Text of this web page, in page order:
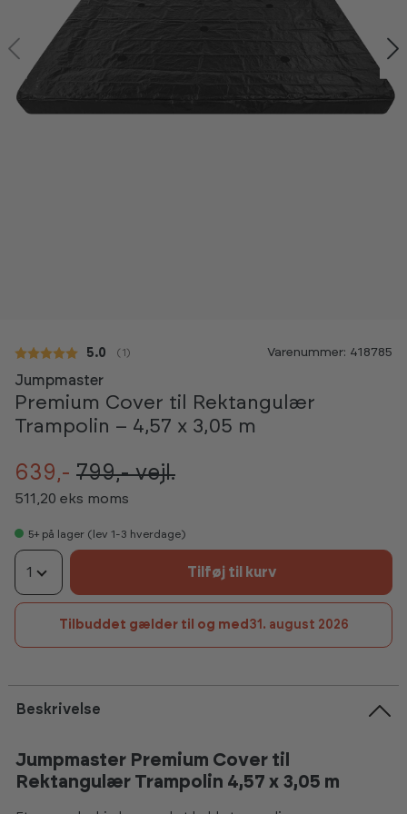
Gennemsnitlig vurdering:
5.0 ( stemmer:
1 ) Varenummer: 418785
Jumpmaster
Premium Cover til Rektangulær
Trampolin – 4,57 x 3,05 m
639,- 799,-vejl.
511,20 eks moms
5+ på lager (lev 1-3 hverdage)
1 Tilføj til kurv
Tilbuddet gælder til og med 31. august 2026
Beskrivelse
Jumpmaster Premium Cover til
Rektangulær Trampolin 4,57 x 3,05 m